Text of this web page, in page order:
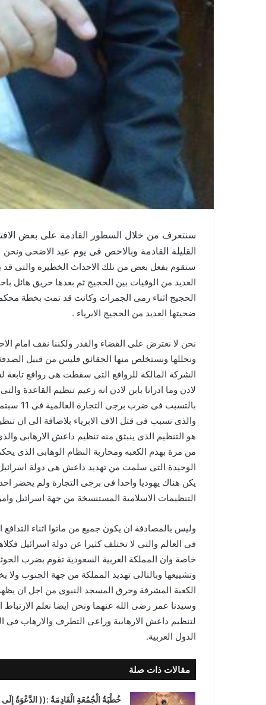
سنتعرف من خلال السطور القادمة على بعض
القليلة القادمة وبالاخص فى يوم عيد الاضحى ونحن
ستقوم بفعل بعض من تلك الاحداث الخطيره والتى قد
العديد من الوفيات بين الحجيج ثم بعدها حريق هائل
الحجيج اثناء رمى الجمرات وكانت قد تمت بخطة
ضحيتها العديد من الحجيج الابرياء .
نحن لا نعترض على القضاء والقدر ولكننا نقف امام
ونحللها ونستخلص منها الحقائق فليس من قبيل
الشركة المالكة للروافع التى سقطت هى روافع تابعة
لادن وما ادرانا بابن لادن انه زعيم تنظيم القاعدة
والذى تسبب فى قتل الاف الابرياء بلاضافة الى ان
هو التنظيم الذى ينبثق منه تنظيم داعش الارهابى
من مرة بهدم الكعبه ومحاربة النظام الوهابى الذى
الوحيدة التى سلمت من تهديد داعش هى دولة
يكن هناك يهوديا واحدا فى برجى التجارة ولم يحضر
التنظيمات الاسلامية المستنسخة من جهة اسرائيل
وليس بالمصادفة ان يكون جميع من ماتوا اثناء
فى العالم والتى لا تختلف كثيرا عن دولة اسرائيل
خاصة وان المملكة العربية السعودية تقوم بضرب
وتشييعها وبالتالى تهديد المملكة من جهة الجنوب
الكعبة المشرفة وحرق المسجد النبوى من اجل ان
وسيدنا عمر رضى الله عنهما ونحن ايضا نعلم
لتنظيم داعش الارهابية وراعى التطرف والارهاب فى
الدول العربية.
مقالات ذات صلة
خُطْبَةُ الْجُمُعَةِ الْقَادِمَةُ :(( الدَّعْوَةُ إِلَى